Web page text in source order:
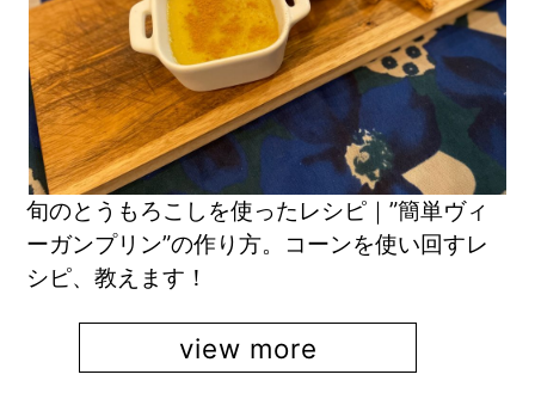
旬のとうもろこしを使ったレシピ｜”簡単ヴィ
ーガンプリン”の作り方。コーンを使い回すレ
シピ、教えます！
view more